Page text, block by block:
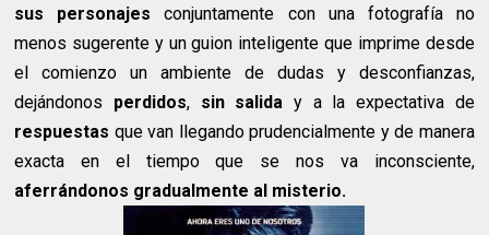
sus personajesconjuntamente con una fotografía no
menos sugerente y un guion inteligente que imprime desde
el comienzo un ambiente de dudas y desconfianzas,
dejándonos perdidos, sin salida y a la expectativa de
respuestas que van llegando prudencialmente y de manera
exacta en el tiempo que se nos va inconsciente,
aferrándonos gradualmente al misterio.